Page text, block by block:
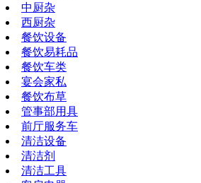
中厨杂
西厨杂
餐饮设备
餐饮易耗品
餐饮车类
宴会家私
餐饮布草
管事部用具
前厅服务车
清洁设备
清洁剂
清洁工具